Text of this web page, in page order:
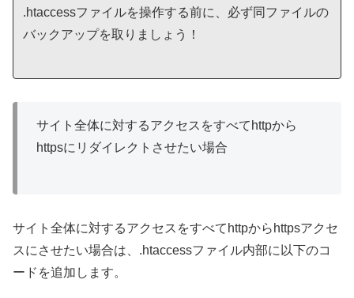
.htaccessファイルを操作する前に、必ず同ファイルの
バックアップを取りましょう！
サイト全体に対するアクセスをすべてhttpから
httpsにリダイレクトさせたい場合
サイト全体に対するアクセスをすべてhttpからhttpsアクセ
スにさせたい場合は、.htaccessファイル内部に以下のコ
ードを追加します。